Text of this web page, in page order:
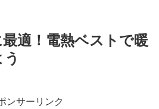
適！電熱ベストで暖
ンサーリンク